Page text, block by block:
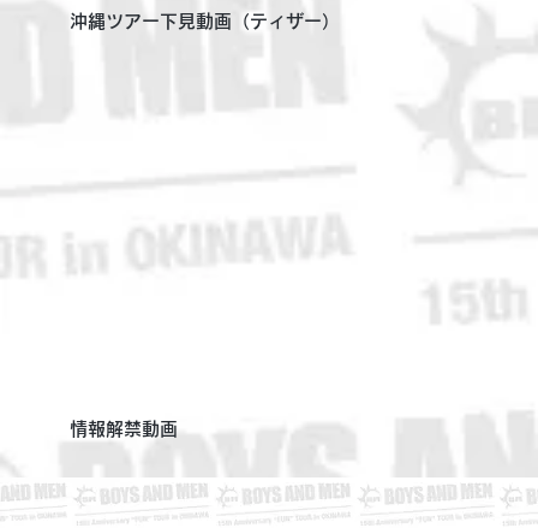
沖縄ツアー下見動画（ティザー）
情報解禁動画